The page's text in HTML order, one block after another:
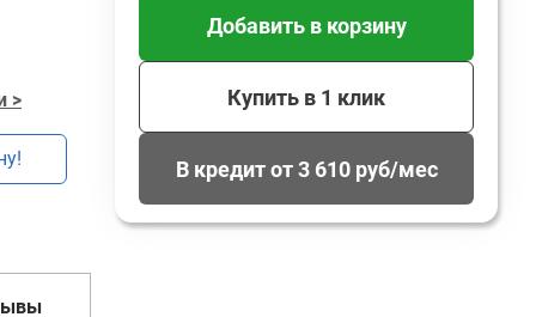
>
Добавить в корзину
Купить в 1 клик
В кредит от 3 610 руб/мес